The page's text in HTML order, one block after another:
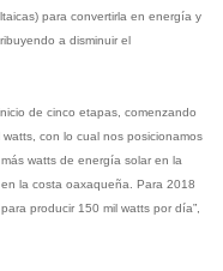
para convertirla en energía y
a disminuir el
de cinco etapas, comenzando
con lo cual nos posicionamos
watts de energía solar en la
la costa oaxaqueña. Para 2018
producir 150 mil watts por día”,